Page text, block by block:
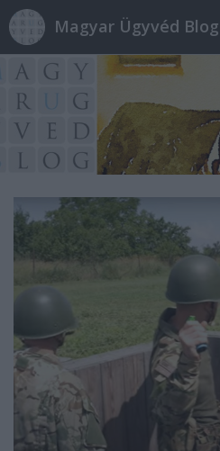
Magyar Ügyvéd Blog